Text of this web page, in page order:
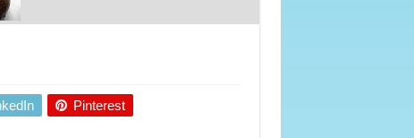
Pinterest